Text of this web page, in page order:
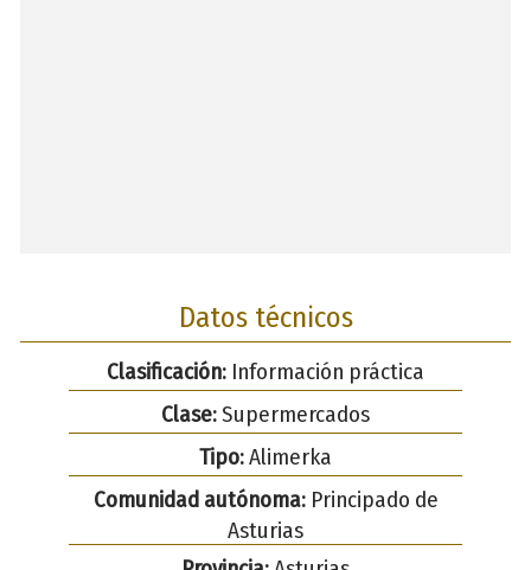
Datos técnicos
Clasificación: Información práctica
Clase:Supermercados
Tipo:Alimerka
Comunidad autónoma:Principado de
Asturias